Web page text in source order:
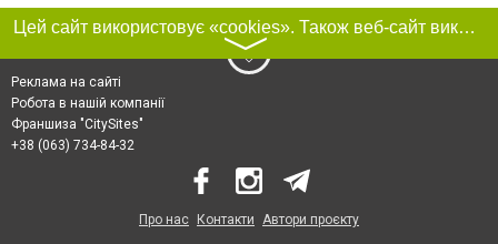
Цей сайт використовує «cookies». Також веб-сайт використовує інтернет-сервіс для збору технічних даних стосовно відвідувачів з метою отримання маркетингової та статистичної інформації. Умови обробки даних відвідувачів сайту див.
〉
Реклама на сайті
Робота в нашій компанії
Франшиза "CitySites"
+38 (063) 734-84-32
Про нас Контакти Автори проєкту